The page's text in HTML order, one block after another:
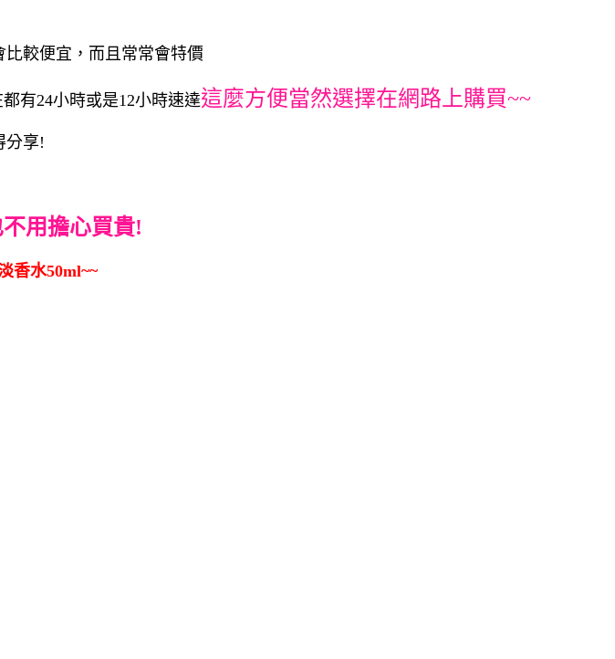
較便宜，而且常常會特價
有24小時或是12小時速達這麼方便當然選擇在網路上購買~~
分享!
用擔心買貴!
香水50ml~~